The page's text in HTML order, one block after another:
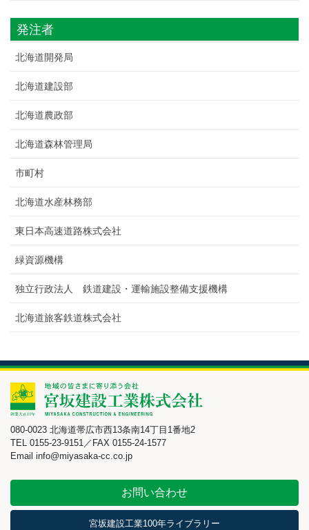
発注者
北海道開発局
北海道建設部
北海道農政部
北海道森林管理局
市町村
北海道水産林務部
東日本高速道路株式会社
緑資源機構
独立行政法人 鉄道建設・運輸施設整備支援機構
北海道旅客鉄道株式会社
080-0023 北海道帯広市西13条南14丁目1番地2
TEL 0155-23-9151／FAX 0155-24-1577
Email info@miyasaka-cc.co.jp
お問い合わせ
宮坂建設工業100年ライブラリー